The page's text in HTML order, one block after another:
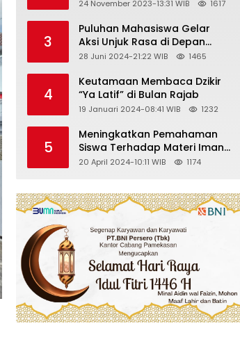
Kelas VII SMP Islam Faidlon
24 November 2023-13:31 WIB 1617
3
Puluhan Mahasiswa Gelar
Aksi Unjuk Rasa di Depan
Gedung KPK
28 Juni 2024-21:22 WIB 1465
4
Keutamaan Membaca Dzikir
“Ya Latif” di Bulan Rajab
19 Januari 2024-08:41 WIB 1232
5
Meningkatkan Pemahaman
Siswa Terhadap Materi Iman
Kepada Malaikat Allah
Kelas VIII SMP Islam Faidlon
Nujum Sampang
20 April 2024-10:11 WIB 1174